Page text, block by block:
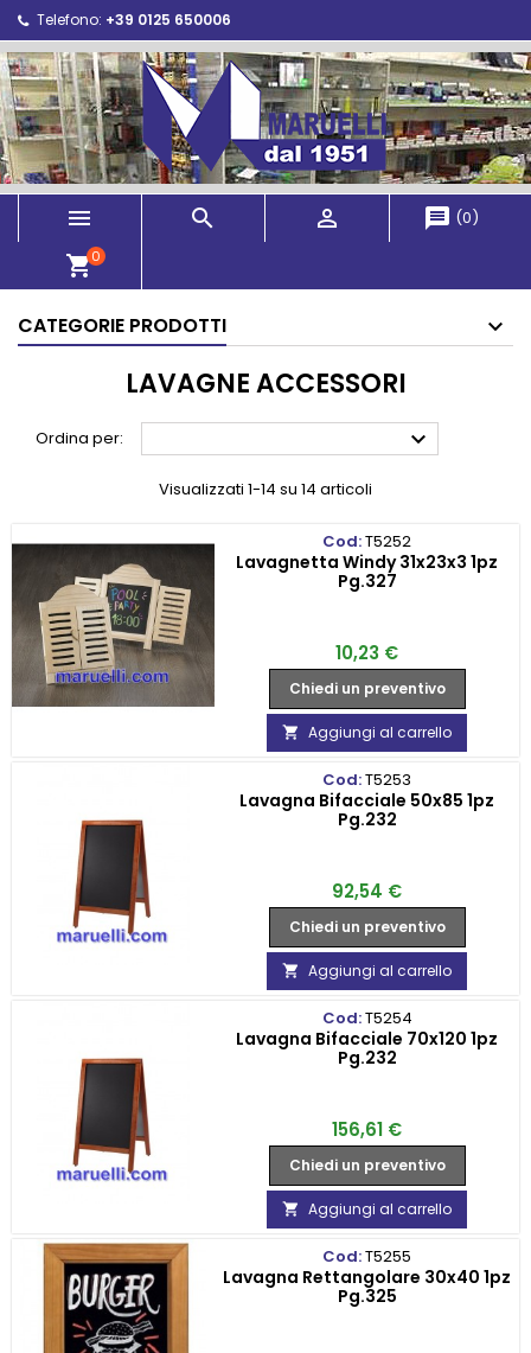
Telefono: +39 0125 650006
   message (0)
shopping_cart0
CATEGORIE PRODOTTI
LAVAGNE ACCESSORI
Ordina per: 
Visualizzati 1-14 su 14 articoli
Cod:T5252
Lavagnetta Windy 31x23x3 1pz
Pg.327
Prezzo
10,23 €
Chiedi un preventivo
 Aggiungi al carrello
Cod:T5253
Lavagna Bifacciale 50x85 1pz
Pg.232
Prezzo
92,54 €
Chiedi un preventivo
 Aggiungi al carrello
Cod:T5254
Lavagna Bifacciale 70x120 1pz
Pg.232
Prezzo
156,61 €
Chiedi un preventivo
 Aggiungi al carrello
Cod:T5255
Lavagna Rettangolare 30x40 1pz
Pg.325